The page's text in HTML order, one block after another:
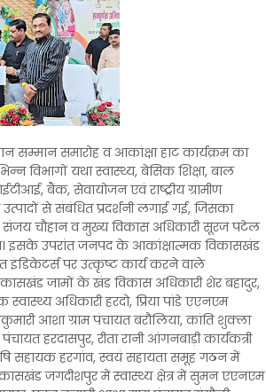
सम्मान समारोह व आकांक्षा हाट कार्यक्रम का
विभागों यथा स्वास्थ्य, बेसिक शिक्षा, बाल
बैंक, सेवायोजन एवं राष्ट्रीय ग्रामीण
से संबंधित प्रदर्शनी लगाई गई, जिसका
संजय चौहान व मुख्य विकास अधिकारी सूरज पटेल
इसके उपरांत जनपद के आकांक्षात्मक विकासखंड
इंडिकेटर्स पर उत्कृष्ट कार्य करने वाले
जामों के खंड विकास अधिकारी शेर बहादुर,
अधिकारी हरदो, प्रिया पांडे एएनएम
आशा ग्राम पंचायत बरौलिया, कांति शुक्ला
हरदासपुर, रीता रानी आंगनबाड़ी कार्यकत्री
सहायक हरगांव, स्वयं सहायता समूह गठन में
जगदीशपुर में स्वास्थ्य क्षेत्र में सुमन एएनएम